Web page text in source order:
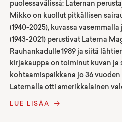
puolessavälissä: Laternan
Mikko on kuollut pitkällisen
(1940-2025), kuvassa
(1943-2021) perustivat Laterna
Rauhankadulle 1989 ja siitä
kirjakauppa on toiminut kuvan ja
kohtaamispaikkana jo 36 vuoden
Laternalla otti amerikkalainen
LUE LISÄÄ